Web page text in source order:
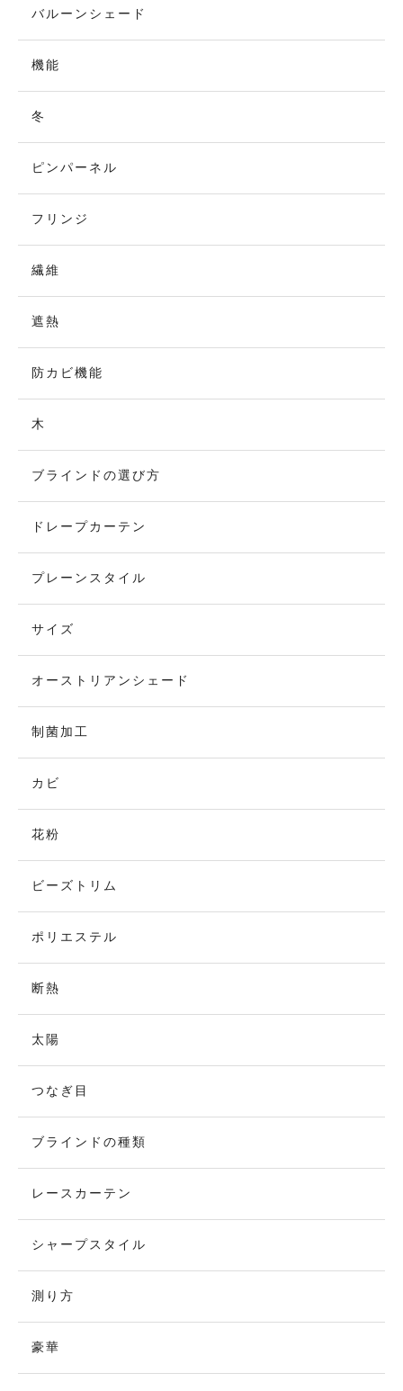
バルーンシェード
機能
冬
ピンパーネル
フリンジ
繊維
遮熱
防カビ機能
木
ブラインドの選び方
ドレープカーテン
プレーンスタイル
サイズ
オーストリアンシェード
制菌加工
カビ
花粉
ビーズトリム
ポリエステル
断熱
太陽
つなぎ目
ブラインドの種類
レースカーテン
シャープスタイル
測り方
豪華